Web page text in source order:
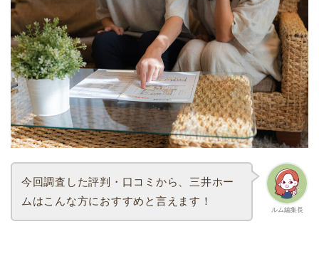
ルム編集長
今回調査した評判・口コミから、三井ホー
ムはこんな方におすすめと言えます！